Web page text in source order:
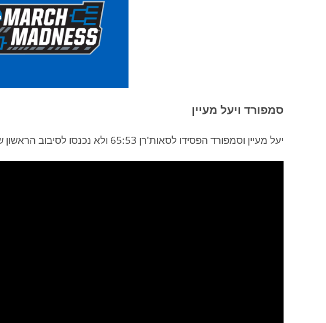
סמפורד ויעל מעיין
יעל מעיין וסמפורד הפסידו לסאות'רן 65:53 ולא נכנסו לסיבוב הראשון של טורניר המכללות.